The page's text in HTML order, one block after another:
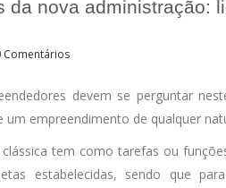
da nova administração:
Comentários
devem se perguntar
um empreendimento de qualquer
tem como tarefas ou
estabelecidas, sendo que